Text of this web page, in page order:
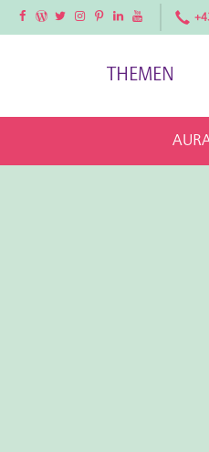
FacebookFacebookTwitterInstagramPinterestLinkedInYouTube
THEMEN